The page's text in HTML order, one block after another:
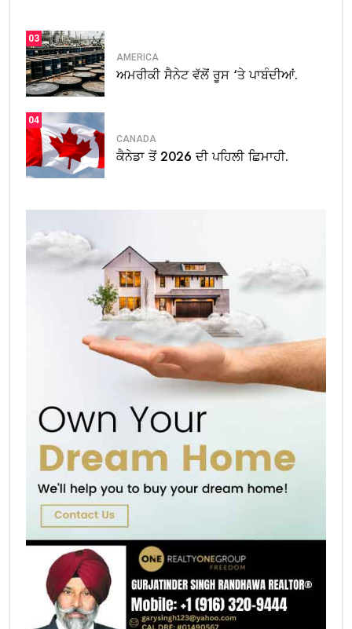
03
AMERICA
ਅਮਰੀਕੀ ਸੈਨੇਟ ਵੱਲੋਂ ਰੂਸ ‘ਤੇ ਪਾਬੰਦੀਆਂ.
04
CANADA
ਕੈਨੇਡਾ ਤੋਂ 2026 ਦੀ ਪਹਿਲੀ ਛਿਮਾਹੀ.